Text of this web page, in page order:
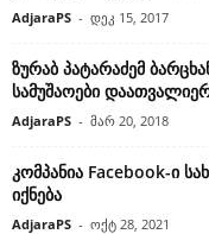
AdjaraPS - დეკ 15, 2017
ზურაბ პატარაძემ
სამუშაოები
AdjaraPS - მარ 20, 2018
კომპანია Facebook-ი
იქნება
AdjaraPS - ოქტ 28, 2021